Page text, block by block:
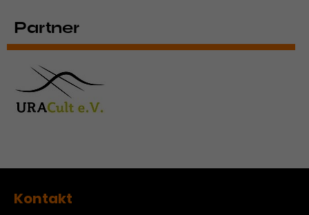
Partner
Kontakt